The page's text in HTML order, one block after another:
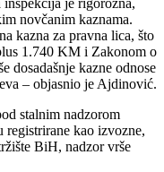
inspekcija je rigorozna,
novčanim kaznama.
kazna za pravna lica, što
1.740 KM i Zakonom o
dosadašnje kazne odnose
– objasnio je Ajdinović.
stalnim nadzorom
registrirane kao izvozne,
BiH, nadzor vrše